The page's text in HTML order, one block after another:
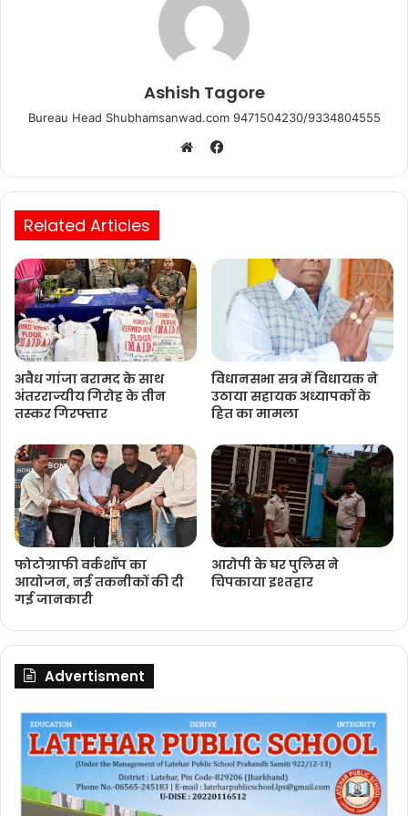
Ashish Tagore
Bureau Head Shubhamsanwad.com 9471504230/9334804555
Facebook
Related Articles
अवैध गांजा बरामद के साथ
अंतरराज्यीय गिरोह के तीन
तस्कर गिरफ्तार
विधानसभा सत्र में विधायक ने
उठाया सहायक अध्यापकों के
हित का मामला
फोटोग्राफी वर्कशॉप का
आयोजन, नई तकनीकों की दी
गई जानकारी
आरोपी के घर पुलिस ने
चिपकाया इश्तहार
Advertisment